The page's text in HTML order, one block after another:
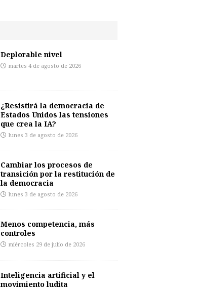
Deplorable nivel
martes 4 de agosto de 2026
¿Resistirá la democracia de
Estados Unidos las tensiones
que crea la IA?
lunes 3 de agosto de 2026
Cambiar los procesos de
transición por la restitución de
la democracia
lunes 3 de agosto de 2026
Menos competencia, más
controles
miércoles 29 de julio de 2026
Inteligencia artificial y el
movimiento ludita